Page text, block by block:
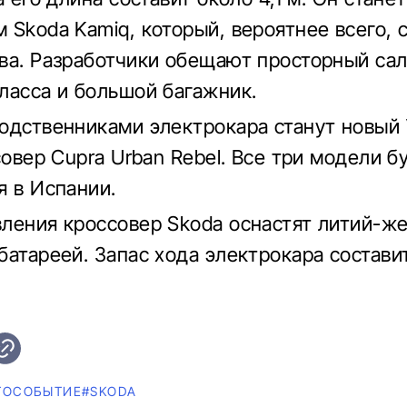
Skoda Kamiq, который, вероятнее всего,
Разработчики обещают просторный
и большой багажник.
электрокара станут новый
Cupra Urban Rebel. Все три модели
в Испании.
кроссовер Skoda оснастят литий-
Запас хода электрокара
#SKODA